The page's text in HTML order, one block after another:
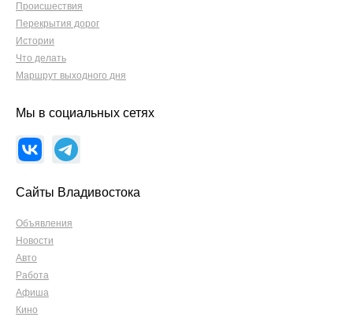
Происшествия
Перекрытия дорог
Истории
Что делать
Маршрут выходного дня
Мы в социальных сетях
Сайты Владивостока
Объявления
Новости
Авто
Работа
Афиша
Кино